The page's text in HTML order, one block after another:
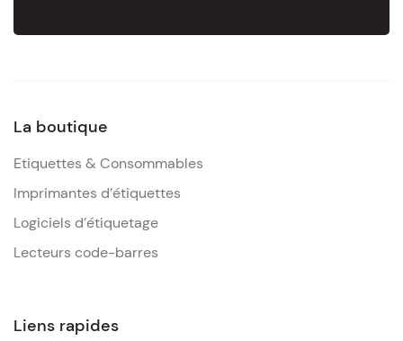
La boutique
Etiquettes & Consommables
Imprimantes d’étiquettes
Logiciels d’étiquetage
Lecteurs code-barres
Liens rapides